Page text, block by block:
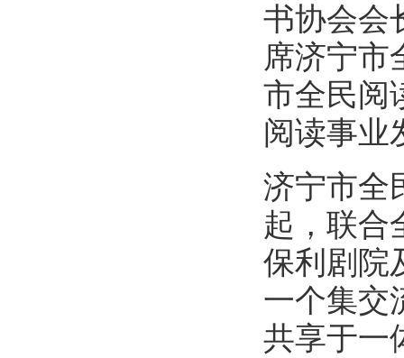
书协会会
席济宁市
市全民阅
阅读事业
济宁市全
起，联合
保利剧院
一个集交
共享于一